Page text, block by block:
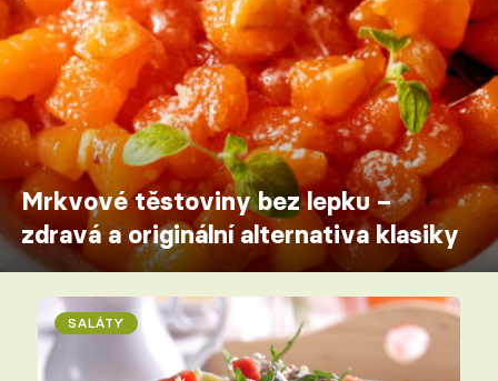
Mrkvové těstoviny bez lepku –
zdravá a originální alternativa klasiky
SALÁTY